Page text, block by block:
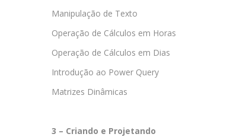
Manipulação de Texto
Operação de Cálculos em Horas
Operação de Cálculos em Dias
Introdução ao Power Query
Matrizes Dinâmicas
3 – Criando e Projetando